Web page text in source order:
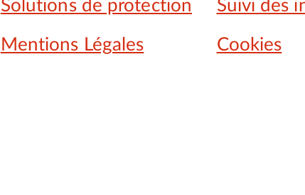
Solutions de protection Suivi des
Mentions Légales Cookies